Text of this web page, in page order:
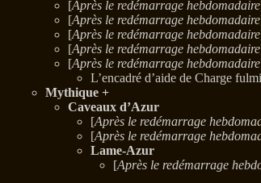
[Après le redémarrage hebdomadaire
[Après le redémarrage hebdomadaire
[Après le redémarrage hebdomadaire
[Après le redémarrage hebdomadaire
[Après le redémarrage hebdomadaire
L’encadré d’aide de Charge
Mythique +
Caveaux d’Azur
[Après le redémarrage
[Après le redémarrage
Lame-Azur
[Après le redémarrage